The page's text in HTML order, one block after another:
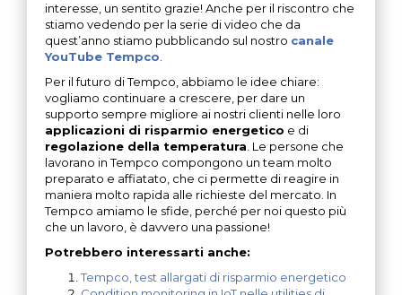
interesse, un sentito grazie! Anche per il riscontro che
stiamo vedendo per la serie di video che da
quest’anno stiamo pubblicando sul nostro canale
YouTube Tempco
Per il futuro di Tempco, abbiamo le idee chiare:
vogliamo continuare a crescere, per dare un
supporto sempre migliore ai nostri clienti nelle loro
applicazioni di risparmio energetico e di
regolazione della temperatura . Le persone che
lavorano in Tempco compongono un team molto
preparato e affiatato, che ci permette di reagire in
maniera molto rapida alle richieste del mercato. In
Tempco amiamo le sfide, perché per noi questo più
che un lavoro, è davvero una passione!
Potrebbero interessarti anche:
Tempco, test allargati di risparmio energetico